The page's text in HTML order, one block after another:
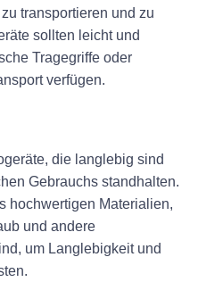
transportieren und zu
sollten leicht und
Tragegriffe oder
verfügen.
die langlebig sind
Gebrauchs standhalten.
hochwertigen Materialien,
und andere
um Langlebigkeit und